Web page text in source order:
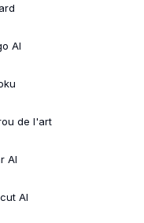
AI
de l'art
AI
AI